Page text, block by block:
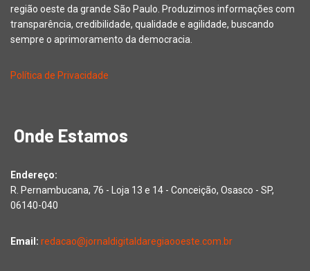
região oeste da grande São Paulo. Produzimos informações com
transparência, credibilidade, qualidade e agilidade, buscando
sempre o aprimoramento da democracia.
Política de Privacidade
Onde Estamos
Endereço:
R. Pernambucana, 76 - Loja 13 e 14 - Conceição, Osasco - SP,
06140-040
Email: redacao@jornaldigitaldaregiaooeste.com.br